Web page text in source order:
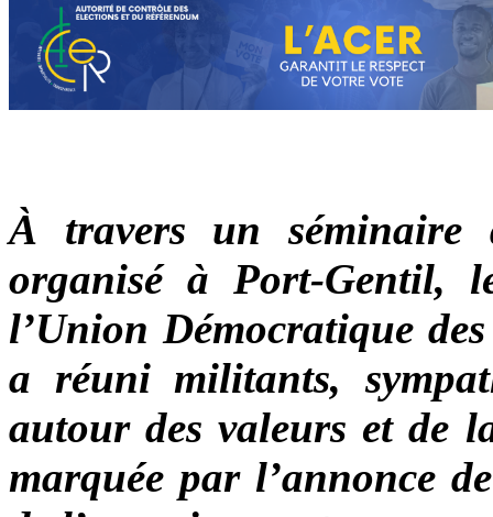
À travers un séminaire
organisé à Port-Gentil,
l’Union Démocratique
a réuni militants,
autour des valeurs et de
marquée par l’annonce